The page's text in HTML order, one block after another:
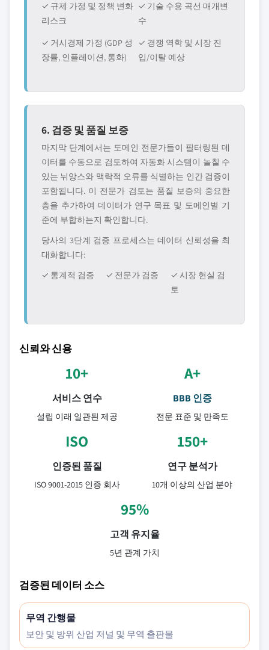
✓ 규제 가정 및 정책 변화
리스크
✓ 기술 수용 곡선 매개변
수
✓ 거시경제 가정 (GDP 성
장률, 인플레이션, 통화)
✓ 경쟁 역학 및 시장 진
입/이탈 예상
6. 검증 및 품질 보증
마지막 단계에서는 도메인 전문가들이 필터링된 데
이터를 수동으로 검토하여 자동화 시스템이 놀칠 수
있는 뉘앙스와 맥락적 오류를 식별하는 인간 검증이
포함됩니다. 이 전문가 검토는 품질 보증의 중요한
층을 추가하여 데이터가 연구 목표 및 도메인별 기
준에 부합하는지 확인합니다.
당사의 3단계 검증 프로세스는 데이터 신뢰성을 최
대화합니다:
✓ 통계적 검증
✓ 전문가 검증
✓ 시장 현실 검
토
신뢰와 신용
10+
서비스 연수
설립 이래 일관된 제공
A+
BBB 인증
전문 표준 및 만족도
ISO
인증된 품질
ISO 9001-2015 인증 회사
150+
연구 분석가
10개 이상의 산업 분야
95%
고객 유지율
5년 관계 가치
검증된 데이터 소스
무역 간행물
보안 및 방위 산업 저널 및 무역 출판물